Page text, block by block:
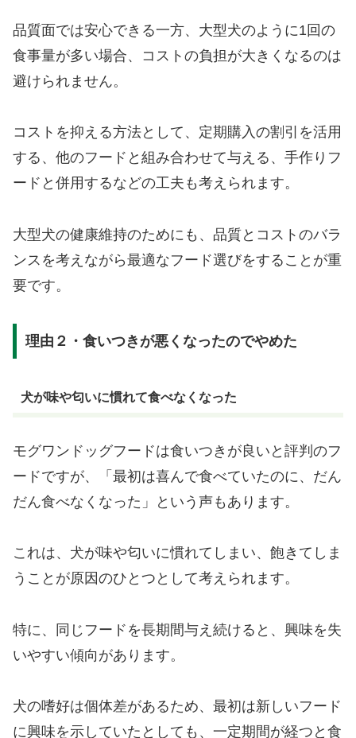
品質面では安心できる一方、大型犬のように1回の
食事量が多い場合、コストの負担が大きくなるのは
避けられません。
コストを抑える方法として、定期購入の割引を活用
する、他のフードと組み合わせて与える、手作りフ
ードと併用するなどの工夫も考えられます。
大型犬の健康維持のためにも、品質とコストのバラ
ンスを考えながら最適なフード選びをすることが重
要です。
理由２・食いつきが悪くなったのでやめた
犬が味や匂いに慣れて食べなくなった
モグワンドッグフードは食いつきが良いと評判のフ
ードですが、「最初は喜んで食べていたのに、だん
だん食べなくなった」という声もあります。
これは、犬が味や匂いに慣れてしまい、飽きてしま
うことが原因のひとつとして考えられます。
特に、同じフードを長期間与え続けると、興味を失
いやすい傾向があります。
犬の嗜好は個体差があるため、最初は新しいフード
に興味を示していたとしても、一定期間が経つと食